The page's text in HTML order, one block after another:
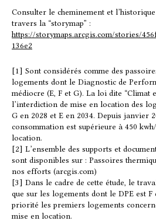
c
e
b
o
k
n
k
e
I
n
a
i
l
r
a
e
r
Consulter le cheminement et l’historique
travers la “storymap” :
https://storymaps.arcgis.com/stories/
136e2
[1] Sont considérés comme des
logements dont le Diagnostic de
médiocre (E, F et G). La loi dite “Climat
l’interdiction de mise en location des
G en 2028 et E en 2034. Depuis janvier
consommation est supérieure à 450
location.
[2] L’ensemble des supports et
sont disponibles sur : Passoires
nos efforts (arcgis.com)
[3] Dans le cadre de cette étude, le
que sur les logements dont le DPE est
priorité les premiers logements
mise en location.